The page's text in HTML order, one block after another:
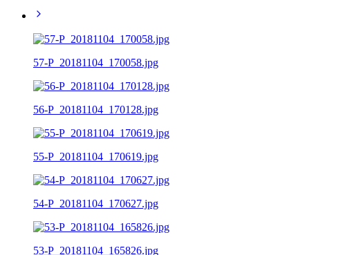
57-P_20181104_170058.jpg
56-P_20181104_170128.jpg
55-P_20181104_170619.jpg
54-P_20181104_170627.jpg
53-P_20181104_165826.jpg